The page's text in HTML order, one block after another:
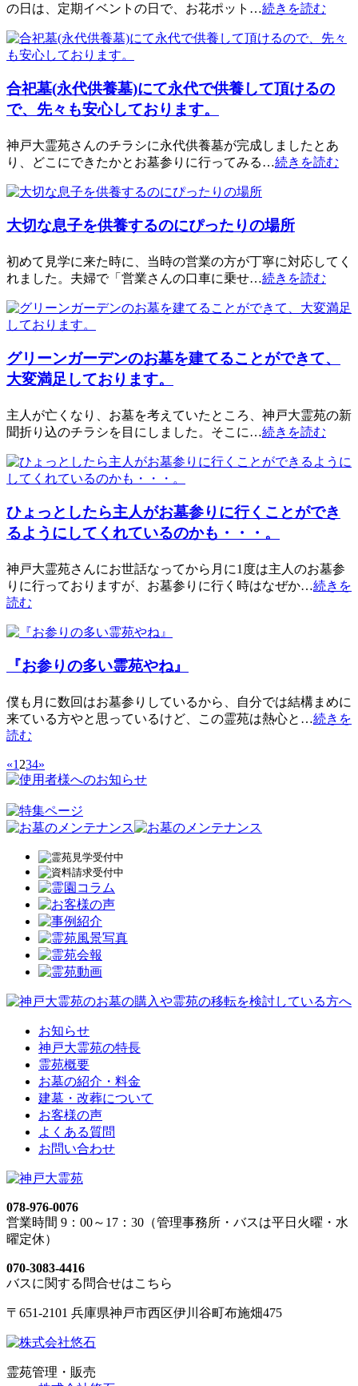
の日は、定期イベントの日で、お花ポット…続きを読む
合祀墓(永代供養墓)にて永代で供養して頂けるの
で、先々も安心しております。
神戸大霊苑さんのチラシに永代供養墓が完成しましたとあ
り、どこにできたかとお墓参りに行ってみる…続きを読む
大切な息子を供養するのにぴったりの場所
初めて見学に来た時に、当時の営業の方が丁寧に対応してく
れました。夫婦で「営業さんの口車に乗せ…続きを読む
グリーンガーデンのお墓を建てることができて、
大変満足しております。
主人が亡くなり、お墓を考えていたところ、神戸大霊苑の新
聞折り込のチラシを目にしました。そこに…続きを読む
ひょっとしたら主人がお墓参りに行くことができ
るようにしてくれているのかも・・・。
神戸大霊苑さんにお世話なってから月に1度は主人のお墓参
りに行っておりますが、お墓参りに行く時はなぜか…続きを
読む
『お参りの多い霊苑やね』
僕も月に数回はお墓参りしているから、自分では結構まめに
来ている方やと思っているけど、この霊苑は熱心と…続きを
読む
«1 234»
お知らせ
神戸大霊苑の特長
霊苑概要
お墓の紹介・料金
建墓・改葬について
お客様の声
よくある質問
お問い合わせ
078-976-0076
営業時間 9：00～17：30（管理事務所・バスは平日火曜・水
曜定休）
070-3083-4416
バスに関する問合せはこちら
〒651-2101 兵庫県神戸市西区伊川谷町布施畑475
霊苑管理・販売